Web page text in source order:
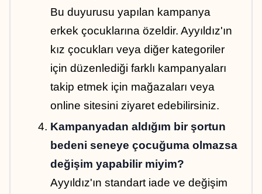
Bu duyurusu yapılan kampanya
erkek çocuklarına özeldir. Ayyıldız'ın
kız çocukları veya diğer kategoriler
için düzenlediği farklı kampanyaları
takip etmek için mağazaları veya
online sitesini ziyaret edebilirsiniz.
Kampanyadan aldığım bir şortun
bedeni seneye çocuğuma olmazsa
değişim yapabilir miyim?
Ayyıldız'ın standart iade ve değişim